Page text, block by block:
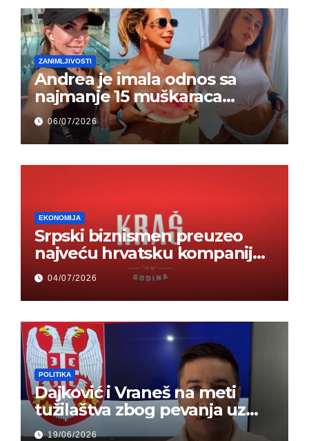
ZANIMLJIVOSTI
Andrea je imala odnos sa
najmanje 15 muškaraca
odjednom – „Doktor mi je
rekao…“ (FOTO)
06/07/2026
EKONOMIJA
Srpski biznismen preuzeo
najveću hrvatsku kompaniju i
ponos zemlje – Hrvati ne
mogu da veruju
04/07/2026
POLITIKA
Dajković i Vraneš na meti
tužilaštva zbog pevanja uz
gusle
19/06/2026